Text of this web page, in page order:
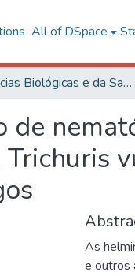
All of DSpace
Ciências Biológicas e da Saúde
As
e outros